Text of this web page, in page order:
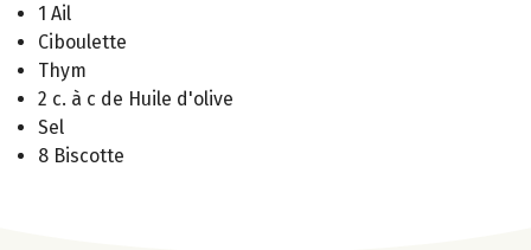
1 Ail
Ciboulette
Thym
2 c. à c de Huile d'olive
Sel
8 Biscotte